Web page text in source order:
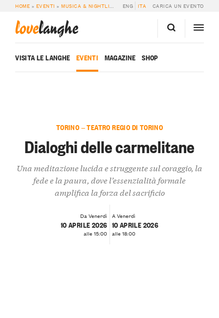
HOME » EVENTI »MUSICA & NIGHTLIFE DIALOGHI DELLE CARMELITANE
ENG ITA CARICA UN EVENTO
lovelanghe
VISITA LE LANGHE EVENTI MAGAZINE SHOP
TORINO — TEATRO REGIO DI TORINO
Dialoghi delle carmelitane
Una meditazione lucida e struggente sul coraggio, la
fede e la paura, dove l’essenzialità formale
amplifica la forza del sacrificio
Da Venerdì
10 APRILE 2026
alle 15:00
A Venerdì
10 APRILE 2026
alle 18:00